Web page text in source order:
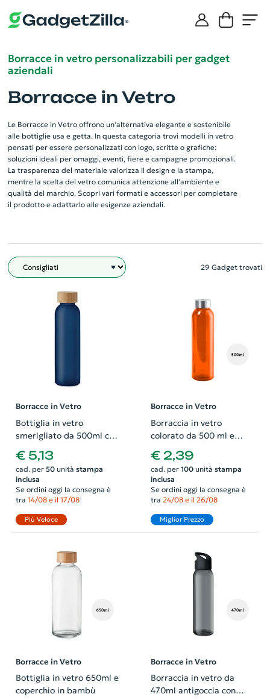
Borracce in vetro personalizzabili per gadget
aziendali
Borracce in Vetro
Le Borracce in Vetro offrono un'alternativa elegante e sostenibile
alle bottiglie usa e getta. In questa categoria trovi modelli in vetro
pensati per essere personalizzati con logo, scritte o grafiche:
soluzioni ideali per omaggi, eventi, fiere e campagne promozionali.
La trasparenza del materiale valorizza il design e la stampa,
mentre la scelta del vetro comunica attenzione all'ambiente e
qualità del marchio. Scopri vari formati e accessori per completare
il prodotto e adattarlo alle esigenze aziendali.
Filtro 29 Gadget trovati
Borracce in Vetro
Bottiglia in vetro
smerigliato da 500ml con
tappo in bambù
€ 5,13
cad. per 50unità stampa
inclusa
Se ordini oggi la consegna è
tra 14/08 e il 17/08
Più Veloce
Borracce in Vetro
Borraccia in vetro
colorato da 500 ml e
tappo in acciaio
inossidabile in confezione
regalo
€ 2,39
cad. per 100unità stampa
inclusa
Se ordini oggi la consegna è
tra 24/08 e il 26/08
Miglior Prezzo
Borracce in Vetro
Bottiglia in vetro 650ml e
coperchio in bambù
Borracce in Vetro
Borraccia in vetro da
470ml antigoccia con